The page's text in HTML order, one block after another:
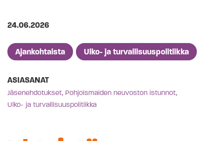
Julkaistu
24.06.2026
Artikkelien kategoriat
Ajankohtaista Ulko- ja turvallisuuspolitiikka
ASIASANAT
Jäsenehdotukset, Pohjoismaiden neuvoston istunnot,
Ulko- ja turvallisuuspolitiikka